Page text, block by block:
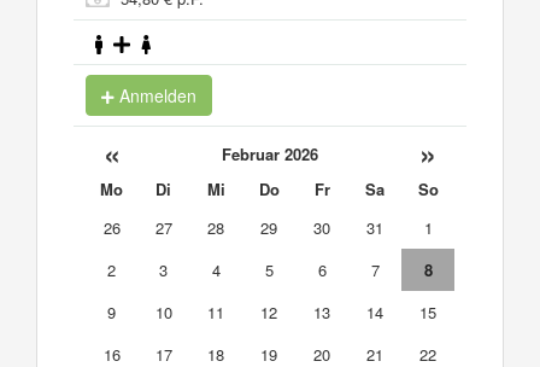
Anmelden
« Februar 2026 »
Mo Di Mi Do Fr Sa
So
26
27 28 29 30 31
1
2
3 4 5 6 7
8
9
10 11 12 13 14
15
16
17 18 19 20 21
22